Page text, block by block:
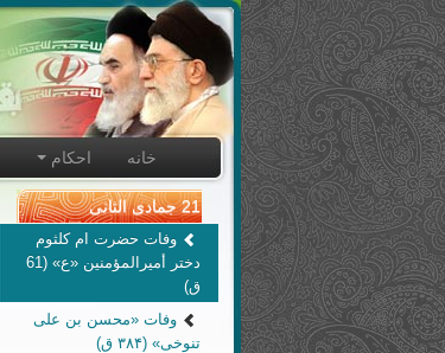
خانه احکام
21 جمادی الثانی
وفات حضرت ام کلثوم
دختر أمیرالمؤمنین «ع» (61
ق)
وفات «محسن بن علی
تنوخی» (۳۸۴ ق)